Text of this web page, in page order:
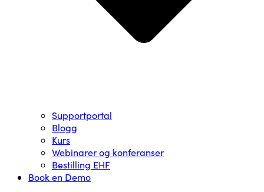
Supportportal
Blogg
Kurs
Webinarer og konferanser
Bestilling EHF
Book en Demo